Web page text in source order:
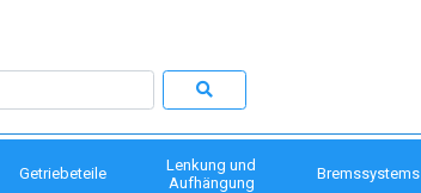
Getriebeteile
Lenkung und
Aufhängung
Bremssystems